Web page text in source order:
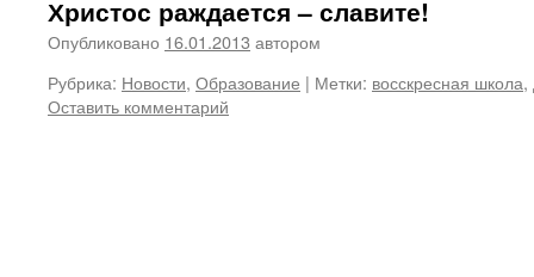
Христос раждается – славите!
Опубликовано 16.01.2013 автором
Рубрика: Новости, Образование | Метки: восскресная школа,
Оставить комментарий